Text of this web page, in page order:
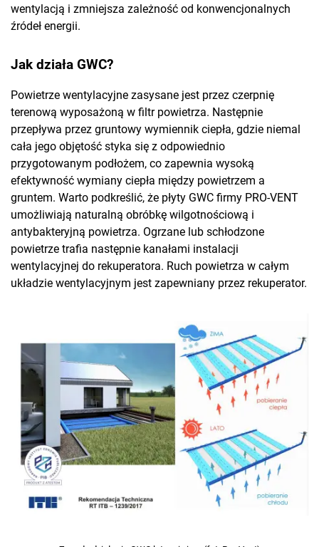
wentylacją i zmniejsza zależność od konwencjonalnych
źródeł energii.
Jak działa GWC?
Powietrze wentylacyjne zasysane jest przez czerpnię
terenową wyposażoną w filtr powietrza. Następnie
przepływa przez gruntowy wymiennik ciepła, gdzie niemal
cała jego objętość styka się z odpowiednio
przygotowanym podłożem, co zapewnia wysoką
efektywność wymiany ciepła między powietrzem a
gruntem. Warto podkreślić, że płyty GWC firmy PRO-VENT
umożliwiają naturalną obróbkę wilgotnościową i
antybakteryjną powietrza. Ogrzane lub schłodzone
powietrze trafia następnie kanałami instalacji
wentylacyjnej do rekuperatora. Ruch powietrza w całym
układzie wentylacyjnym jest zapewniany przez rekuperator.